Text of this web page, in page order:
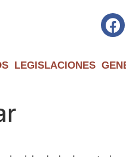
LEGISLACIONES